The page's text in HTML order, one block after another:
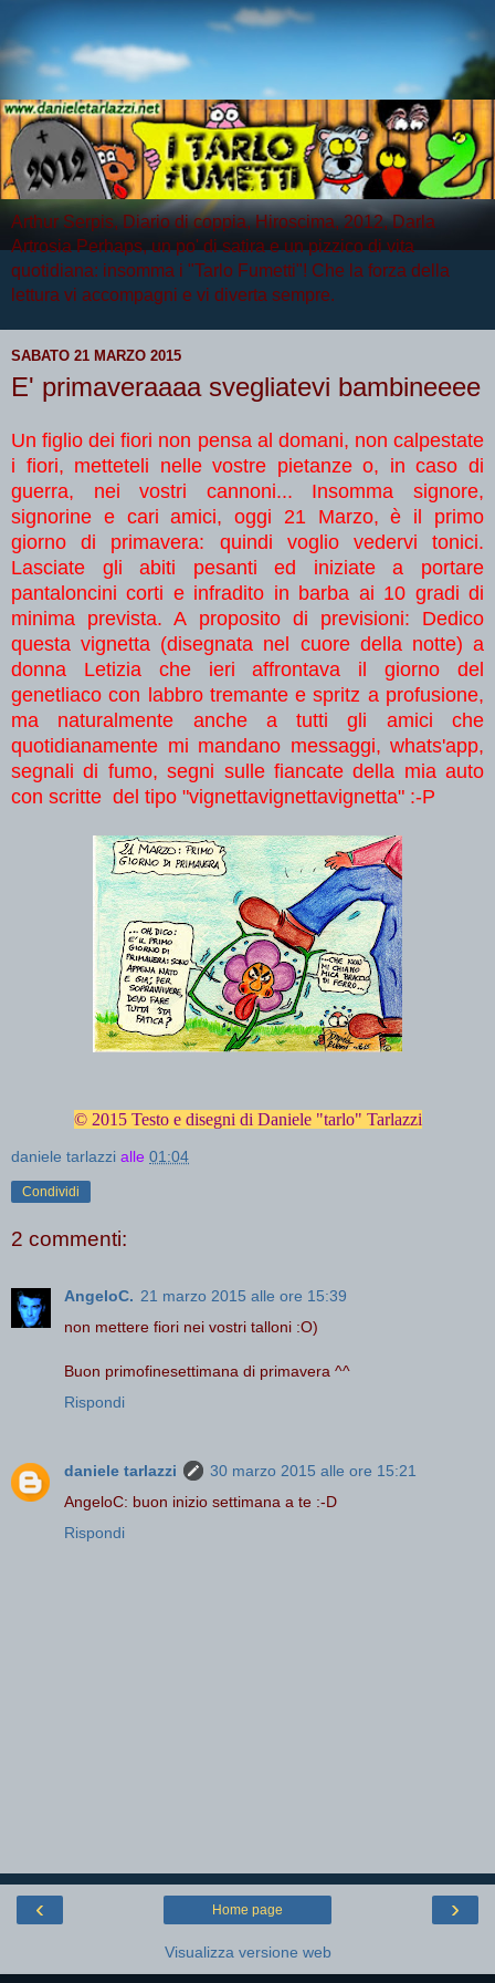
Arthur Serpis, Diario di coppia, Hiroscima, 2012, Darla
Artrosia Perhaps, un po' di satira e un pizzico di vita
quotidiana: insomma i "Tarlo Fumetti"! Che la forza della
lettura vi accompagni e vi diverta sempre.
SABATO 21 MARZO 2015
E' primaveraaaa svegliatevi bambineeee
Un figlio dei fiori non pensa al domani, non calpestate
i fiori, metteteli nelle vostre pietanze o, in caso di
guerra, nei vostri cannoni... Insomma signore,
signorine e cari amici, oggi 21 Marzo, è il primo
giorno di primavera: quindi voglio vedervi tonici.
Lasciate gli abiti pesanti ed iniziate a portare
pantaloncini corti e infradito in barba ai 10 gradi di
minima prevista. A proposito di previsioni: Dedico
questa vignetta (disegnata nel cuore della notte) a
donna Letizia​ che ieri affrontava il giorno del
genetliaco con labbro tremante e spritz a profusione,
ma naturalmente anche a tutti gli amici che
quotidianamente mi mandano messaggi, whats'app,
segnali di fumo, segni sulle fiancate della mia auto
con scritte del tipo "vignettavignettavignetta" :-P
© 2015 Testo e disegni di Daniele "tarlo" Tarlazzi
daniele tarlazzi alle 01:04
Condividi
2 commenti:
AngeloC. 21 marzo 2015 alle ore 15:39
non mettere fiori nei vostri talloni :O)
Buon primofinesettimana di primavera ^^
Rispondi
daniele tarlazzi
30 marzo 2015 alle ore 15:21
AngeloC: buon inizio settimana a te :-D
Rispondi
‹ ›
Home page
Visualizza versione web